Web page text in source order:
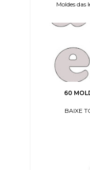
Moldes
60
BAIXE